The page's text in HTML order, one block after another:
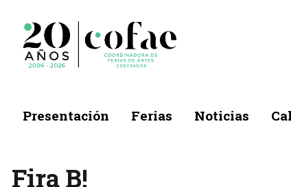
Presentación Ferias Noticias
Fira B!